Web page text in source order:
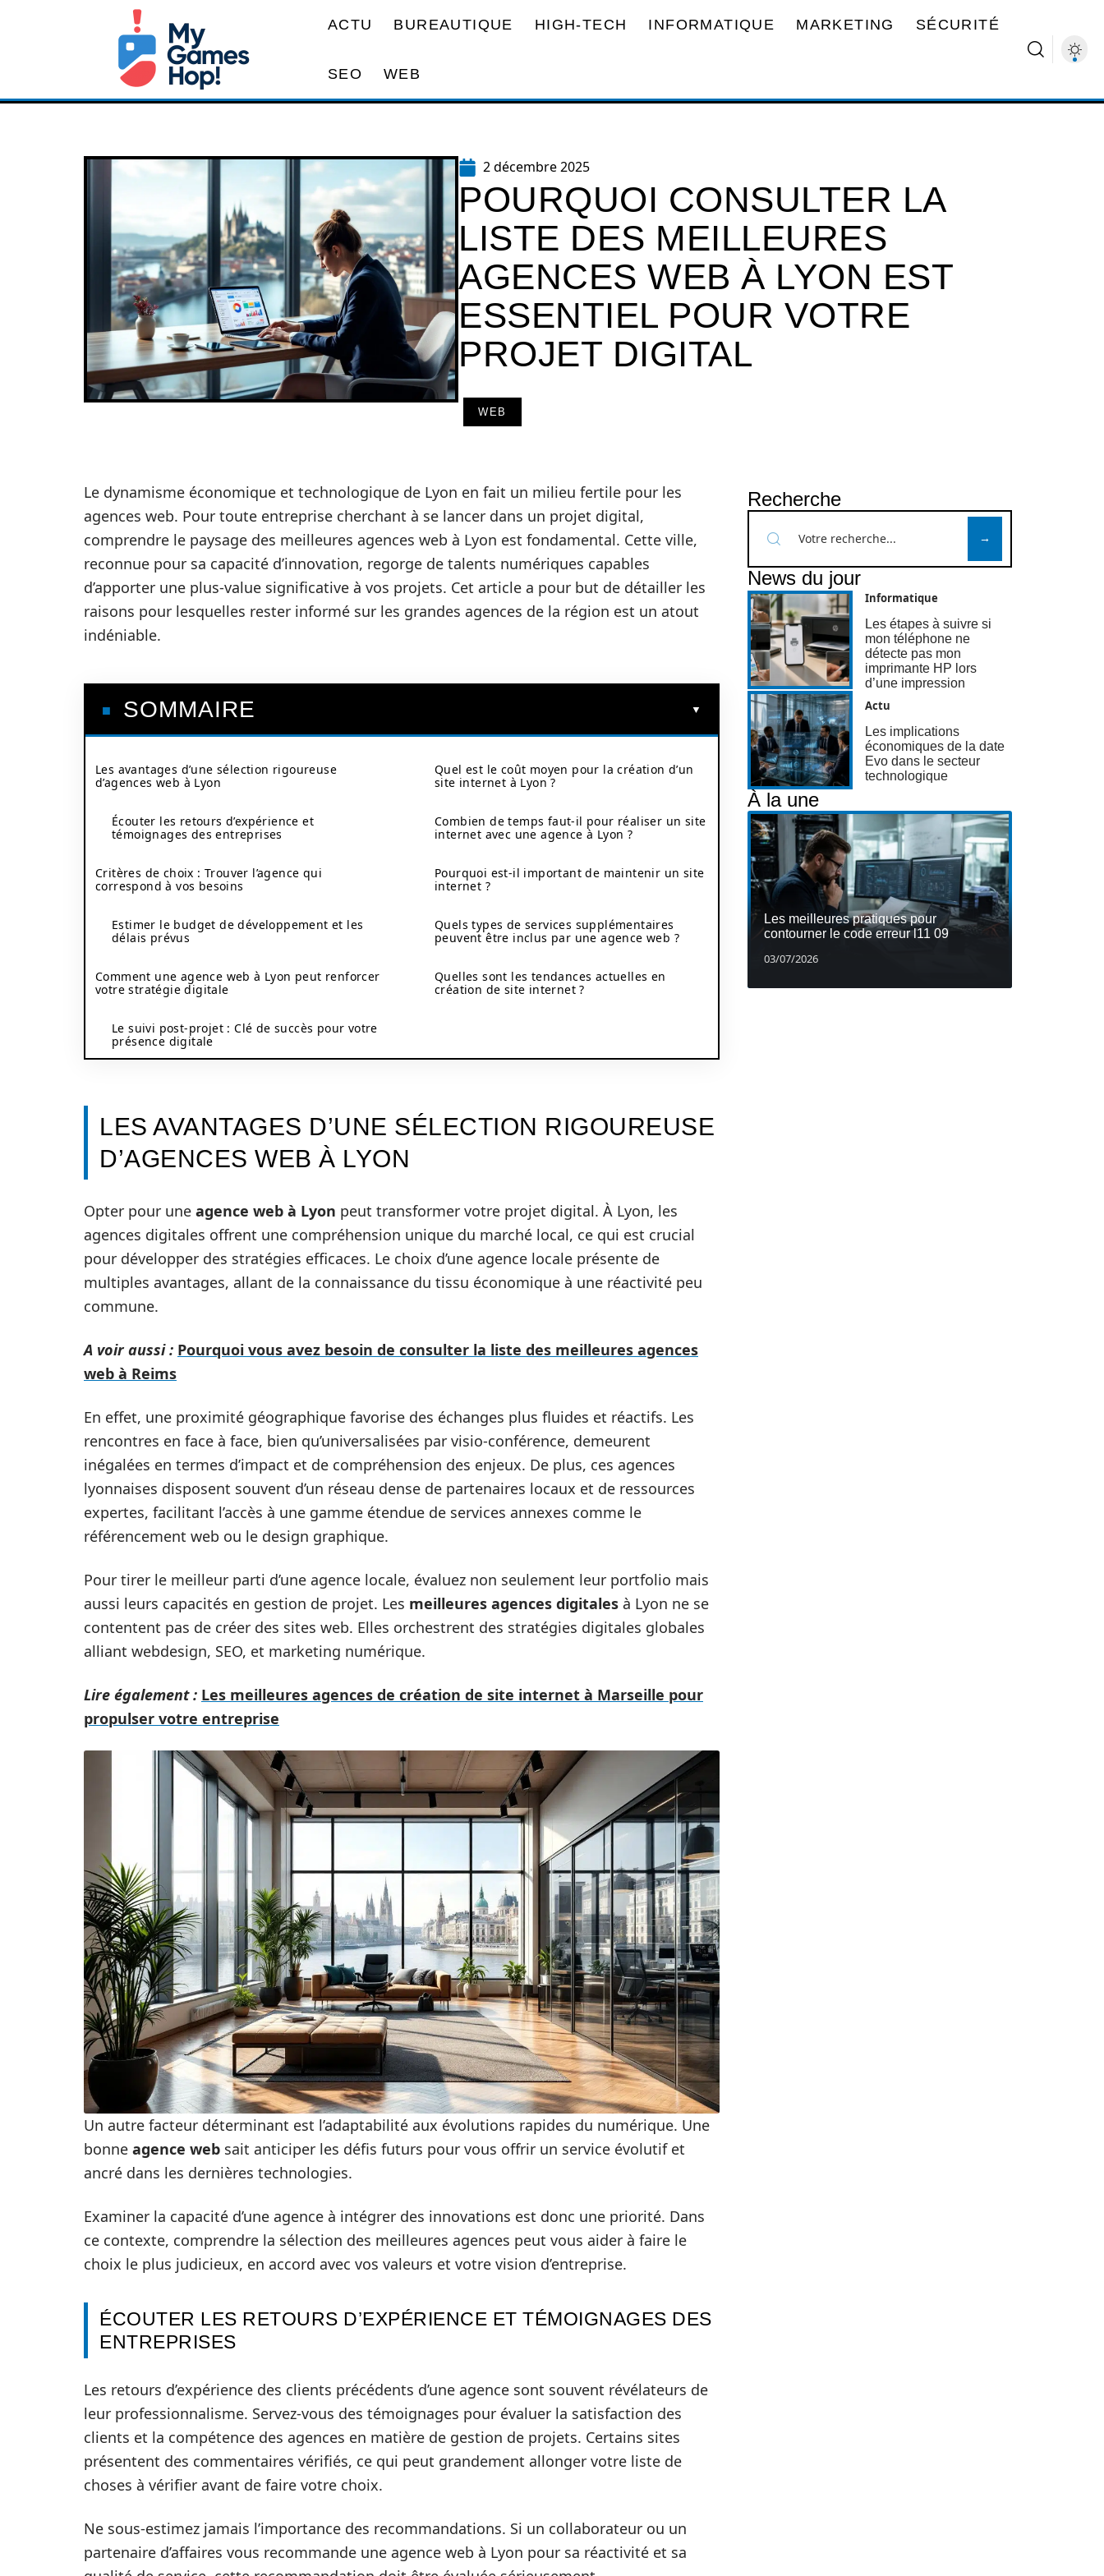
ACTU BUREAUTIQUE HIGH-TECH INFORMATIQUE MARKETING SÉCURITÉ
SEO WEB
2 décembre 2025
POURQUOI CONSULTER LA
LISTE DES MEILLEURES
AGENCES WEB À LYON EST
ESSENTIEL POUR VOTRE
PROJET DIGITAL
WEB
Le dynamisme économique et technologique de Lyon en fait un milieu fertile pour les
agences web. Pour toute entreprise cherchant à se lancer dans un projet digital,
comprendre le paysage des meilleures agences web à Lyon est fondamental. Cette ville,
reconnue pour sa capacité d’innovation, regorge de talents numériques capables
d’apporter une plus-value significative à vos projets. Cet article a pour but de détailler les
raisons pour lesquelles rester informé sur les grandes agences de la région est un atout
indéniable.
SOMMAIRE
Les avantages d’une sélection rigoureuse
d’agences web à Lyon
Écouter les retours d’expérience et
témoignages des entreprises
Critères de choix : Trouver l’agence qui
correspond à vos besoins
Estimer le budget de développement et les
délais prévus
Comment une agence web à Lyon peut renforcer
votre stratégie digitale
Le suivi post-projet : Clé de succès pour votre
présence digitale
Quel est le coût moyen pour la création d’un
site internet à Lyon ?
Combien de temps faut-il pour réaliser un site
internet avec une agence à Lyon ?
Pourquoi est-il important de maintenir un site
internet ?
Quels types de services supplémentaires
peuvent être inclus par une agence web ?
Quelles sont les tendances actuelles en
création de site internet ?
LES AVANTAGES D’UNE SÉLECTION RIGOUREUSE
D’AGENCES WEB À LYON
Opter pour une agence web à Lyon peut transformer votre projet digital. À Lyon, les
agences digitales offrent une compréhension unique du marché local, ce qui est crucial
pour développer des stratégies efficaces. Le choix d’une agence locale présente de
multiples avantages, allant de la connaissance du tissu économique à une réactivité peu
commune.
A voir aussi : Pourquoi vous avez besoin de consulter la liste des meilleures agences
web à Reims
En effet, une proximité géographique favorise des échanges plus fluides et réactifs. Les
rencontres en face à face, bien qu’universalisées par visio-conférence, demeurent
inégalées en termes d’impact et de compréhension des enjeux. De plus, ces agences
lyonnaises disposent souvent d’un réseau dense de partenaires locaux et de ressources
expertes, facilitant l’accès à une gamme étendue de services annexes comme le
référencement web ou le design graphique.
Pour tirer le meilleur parti d’une agence locale, évaluez non seulement leur portfolio mais
aussi leurs capacités en gestion de projet. Les meilleures agences digitales à Lyon ne se
contentent pas de créer des sites web. Elles orchestrent des stratégies digitales globales
alliant webdesign, SEO, et marketing numérique.
Lire également : Les meilleures agences de création de site internet à Marseille pour
propulser votre entreprise
Un autre facteur déterminant est l’adaptabilité aux évolutions rapides du numérique. Une
bonne agence web sait anticiper les défis futurs pour vous offrir un service évolutif et
ancré dans les dernières technologies.
Examiner la capacité d’une agence à intégrer des innovations est donc une priorité. Dans
ce contexte, comprendre la sélection des meilleures agences peut vous aider à faire le
choix le plus judicieux, en accord avec vos valeurs et votre vision d’entreprise.
ÉCOUTER LES RETOURS D’EXPÉRIENCE ET TÉMOIGNAGES DES
ENTREPRISES
Les retours d’expérience des clients précédents d’une agence sont souvent révélateurs de
leur professionnalisme. Servez-vous des témoignages pour évaluer la satisfaction des
clients et la compétence des agences en matière de gestion de projets. Certains sites
présentent des commentaires vérifiés, ce qui peut grandement allonger votre liste de
choses à vérifier avant de faire votre choix.
Ne sous-estimez jamais l’importance des recommandations. Si un collaborateur ou un
partenaire d’affaires vous recommande une agence web à Lyon pour sa réactivité et sa
Recherche
News du jour
Informatique
Les étapes à suivre si
mon téléphone ne
détecte pas mon
imprimante HP lors
d’une impression
Actu
Les implications
économiques de la date
Evo dans le secteur
technologique
À la une
Les meilleures pratiques pour
contourner le code erreur l11 09
03/07/2026